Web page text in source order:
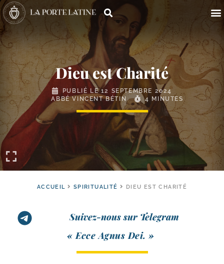
Dieu est Charité
PUBLIÉ LE12 SEPTEMBRE 2024
ABBÉ VINCENT BÉTIN
4 MINUTES
ACCUEIL SPIRITUALITÉ DIEU EST CHARITÉ
Suivez-nous sur Telegram
« Ecce Agnus Dei. »